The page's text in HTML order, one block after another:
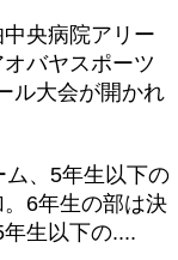
央病院アリー
バヤスポーツ
ル大会が開かれ
ム、5年生以下の
6年生の部は決
生以下の....